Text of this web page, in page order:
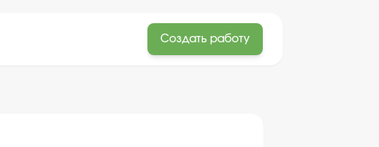
Создать работу